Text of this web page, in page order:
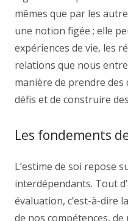
mêmes que par les
une notion figée ; elle
expériences de vie, les
relations que nous
manière de prendre des
défis et de construire
Les fondements
L’estime de soi repose
interdépendants. Tout
évaluation, c’est-à-dire
de nos compétences,